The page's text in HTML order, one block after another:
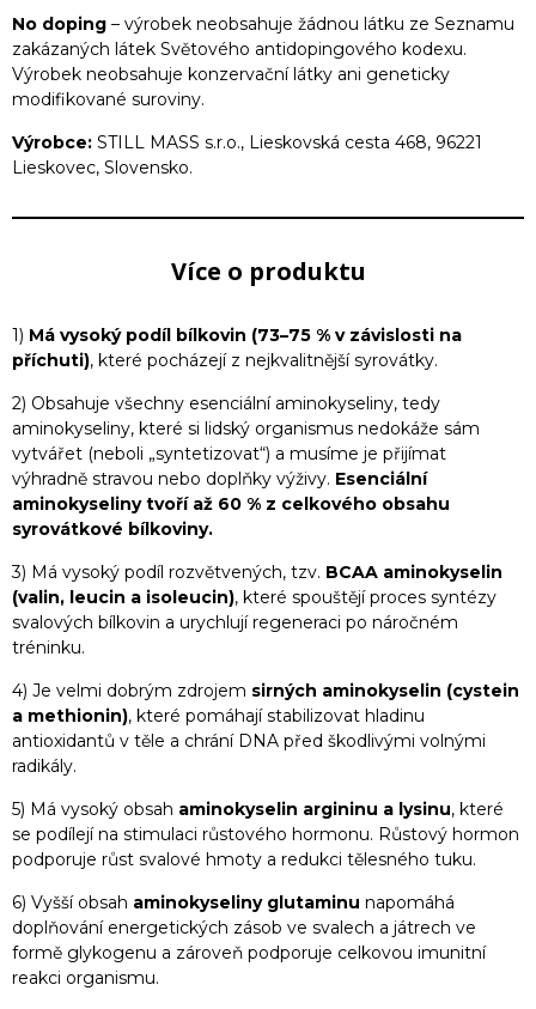
No doping – výrobek neobsahuje žádnou látku ze Seznamu
zakázaných látek Světového antidopingového kodexu.
Výrobek neobsahuje konzervační látky ani geneticky
modifikované suroviny.
Výrobce: STILL MASS s.r.o., Lieskovská cesta 468, 96221
Lieskovec, Slovensko.
Více o produktu
1) Má vysoký podíl bílkovin (73–75 % v závislosti na
příchuti), které pocházejí z nejkvalitnější syrovátky.
2) Obsahuje všechny esenciální aminokyseliny, tedy
aminokyseliny, které si lidský organismus nedokáže sám
vytvářet (neboli „syntetizovat“) a musíme je přijímat
výhradně stravou nebo doplňky výživy. Esenciální
aminokyseliny tvoří až 60 % z celkového obsahu
syrovátkové bílkoviny.
3) Má vysoký podíl rozvětvených, tzv. BCAA aminokyselin
(valin, leucin a isoleucin), které spouštějí proces syntézy
svalových bílkovin a urychlují regeneraci po náročném
tréninku.
4) Je velmi dobrým zdrojem sirných aminokyselin (cystein
a methionin), které pomáhají stabilizovat hladinu
antioxidantů v těle a chrání DNA před škodlivými volnými
radikály.
5) Má vysoký obsah aminokyselin argininu a lysinu, které
se podílejí na stimulaci růstového hormonu. Růstový hormon
podporuje růst svalové hmoty a redukci tělesného tuku.
6) Vyšší obsah aminokyseliny glutaminu napomáhá
doplňování energetických zásob ve svalech a játrech ve
formě glykogenu a zároveň podporuje celkovou imunitní
reakci organismu.